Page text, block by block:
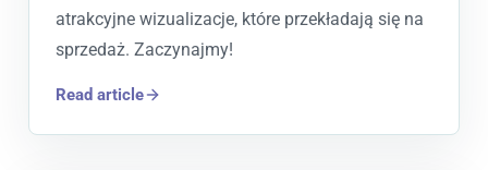
atrakcyjne wizualizacje, które przekładają się na
sprzedaż. Zaczynajmy!
Read article